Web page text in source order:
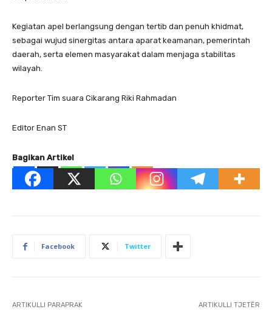
Kegiatan apel berlangsung dengan tertib dan penuh khidmat,
sebagai wujud sinergitas antara aparat keamanan, pemerintah
daerah, serta elemen masyarakat dalam menjaga stabilitas
wilayah.
Reporter Tim suara Cikarang Riki Rahmadan
Editor Enan ST
Bagikan Artikel
Facebook Twitter
ARTIKULLI PARAPRAK ARTIKULLI TJETËR